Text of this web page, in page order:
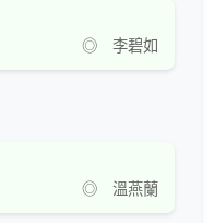
◎ 李碧如
◎ 溫燕蘭